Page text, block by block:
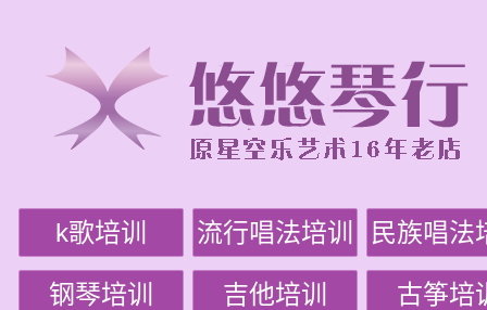
k歌培训 流行唱法培训 民族唱法
钢琴培训 吉他培训 古筝培